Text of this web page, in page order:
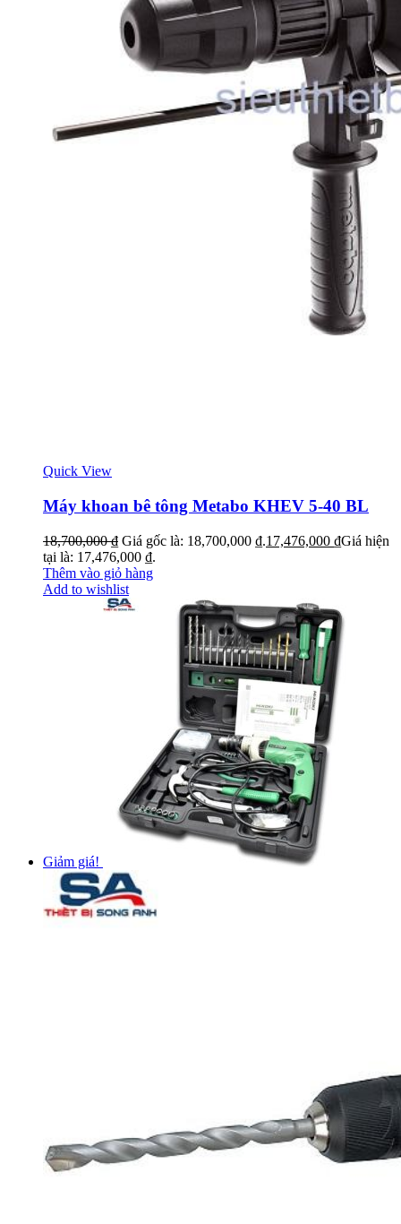
Quick View
Máy khoan bê tông Metabo KHEV 5-40 BL
18,700,000₫ Giá gốc là: 18,700,000 ₫.17,476,000 ₫Giá hiện
tại là: 17,476,000 ₫.
Thêm vào giỏ hàng
Add to wishlist
Giảm giá!